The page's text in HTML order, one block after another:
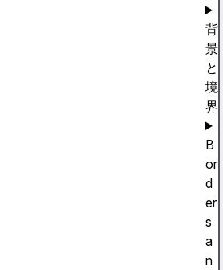
背
景
と
境
界
B
or
d
er
s
a
n